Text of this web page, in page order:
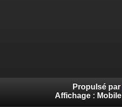
Propulsé par
Affichage : Mobile